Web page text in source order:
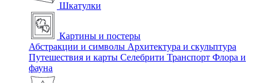
Шкатулки
Картины и постеры
Абстракции и символы Архитектура и скульптура
Путешествия и карты Селебрити Транспорт Флора и
фауна